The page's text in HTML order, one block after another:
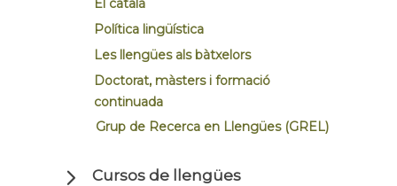
El català
Política lingüística
Les llengües als bàtxelors
Doctorat, màsters i formació
continuada
Grup de Recerca en Llengües (GREL)
Cursos de llengües